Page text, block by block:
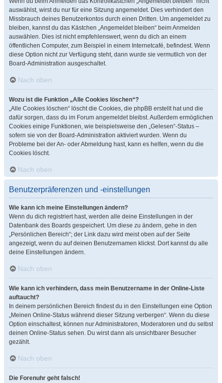
auswählst, wirst du nur für eine Sitzung angemeldet. Dies verhindert den
Missbrauch deines Benutzerkontos durch einen Dritten. Um angemeldet zu
bleiben, kannst du das Kästchen „Angemeldet bleiben“ beim Anmelden
auswählen. Dies ist nicht empfehlenswert, wenn du dich an einem
öffentlichen Computer, zum Beispiel in einem Internetcafé, befindest. Wenn
diese Option nicht zur Verfügung steht, dann wurde sie vermutlich von der
Board-Administration ausgeschaltet.
Nach oben
Wozu ist die Funktion „Alle Cookies löschen“?
„Alle Cookies löschen“ löscht die Cookies, die phpBB erstellt hat und die
dafür sorgen, dass du im Forum angemeldet bleibst. Außerdem ermöglichen
Cookies einige Funktionen, wie beispielsweise den „Gelesen“-Status –
sofern sie von der Board-Administration aktiviert wurden. Wenn du
Probleme bei der An- oder Abmeldung hast, kann es helfen, wenn du die
Cookies löscht.
Nach oben
Benutzerpräferenzen und -einstellungen
Wie kann ich meine Einstellungen ändern?
Wenn du dich registriert hast, werden alle deine Einstellungen in der
Datenbank des Boards gespeichert. Um diese zu ändern, gehe in den
„Persönlichen Bereich“; der Link dazu wird meist oben auf der Seite
angezeigt, wenn du auf deinen Benutzernamen klickst. Dort kannst du alle
deine Einstellungen ändern.
Nach oben
Wie kann ich verhindern, dass mein Benutzername in der Online-Liste
auftaucht?
In deinem persönlichen Bereich findest du in den Einstellungen eine Option
„Meinen Online-Status während dieser Sitzung verbergen“. Wenn du diese
Option einschaltest, können nur Administratoren, Moderatoren und du selbst
deinen Online-Status sehen. Du wirst dann als unsichtbarer Besucher
gezählt.
Nach oben
Die Forenuhr geht falsch!